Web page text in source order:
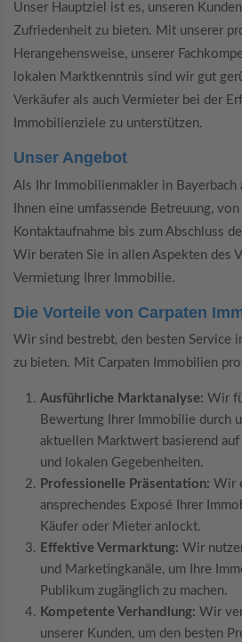
Unser Hauptziel ist es, unseren
Zufriedenheit zu bieten. Mit unserer
Herangehensweise, unserer
lokalen Marktkenntnis sind wir gut
Verkäufer als auch Vermieter bei der
Immobilienziele zu unterstützen.
Unser Angebot
Als Ihr Immobilienmakler in
Ihnen eine umfassende Betreuung,
Kontaktaufnahme bis zum Abschluss
Wir beraten Sie in allen Aspekten des
Vermietung Ihrer Immobilie.
Die Vorteile von Carpaten
Wir sind bestrebt, den besten Service
zu bieten. Mit Carpaten Immobilien
Ausführliche Marktanalyse: Wir
Bewertung Ihrer Immobilie durch
aktuellen Marktwert basierend
und lokalen Gegebenheiten.
Professionelle Präsentation: Wir
ansprechendes Exposé Ihrer
Käufer oder Mieter anlockt.
Effektive Vermarktung: Wir
und Marketingkanäle, um Ihre
Publikum zugänglich zu machen.
Kompetente Verhandlung: Wir
unserer Kunden, um den besten